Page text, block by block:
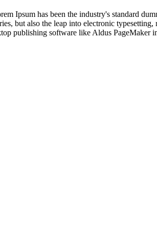
Ipsum has been the industry's standard
but also the leap into electronic
publishing software like Aldus PageMaker